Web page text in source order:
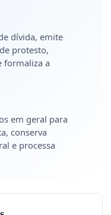
dívida, emite
protesto,
formaliza a
em geral para
conserva
e processa